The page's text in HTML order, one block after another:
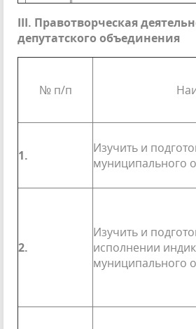
III. Правотворческая
депутатского объединения
№ п/п
1. Изучить и
муниципального
2.
Изучить и
ис­полнении
муници­пального